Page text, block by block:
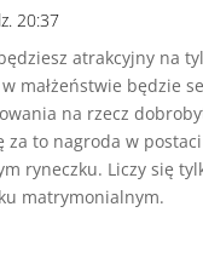
20:37
atrakcyjny na
małżeństwie będzie
na rzecz
za to nagroda w
ryneczku. Liczy się
matrymonialnym.